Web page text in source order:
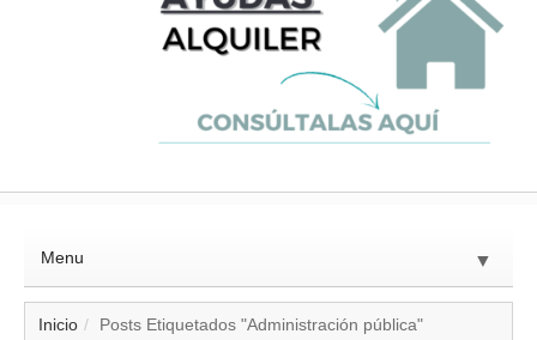
Menu ▼
Inicio Posts Etiquetados "Administración pública"